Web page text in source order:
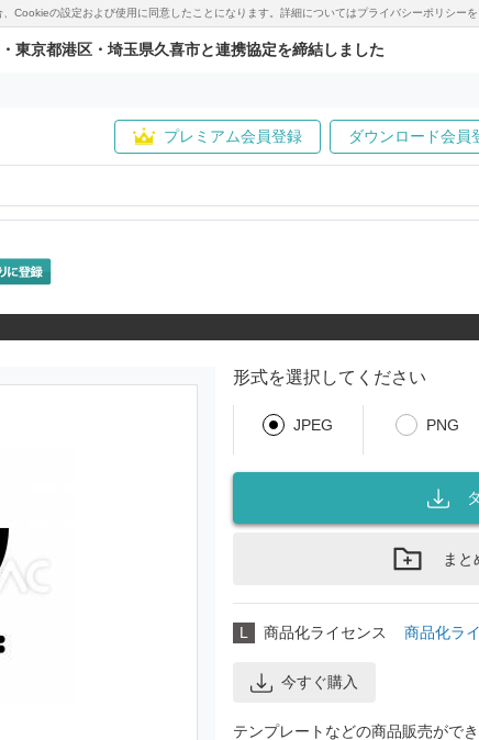
の設定および使用に同意したことになります。詳細についてはプライバシーポリシーを
東京都港区・埼玉県久喜市と連携協定を締結しました
プレミアム会員登録 ダウンロード会員
形式を選択してください
JPEG PNG
まと
L 商品化ライセンス 商品化ラ
今すぐ購入
テンプレートなどの商品販売がで